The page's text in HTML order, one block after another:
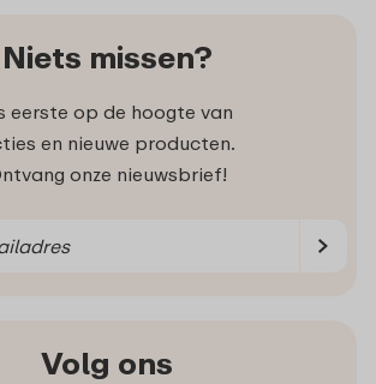
Niets missen?
eerste op de hoogte van
en nieuwe producten.
onze nieuwsbrief!
Volg ons